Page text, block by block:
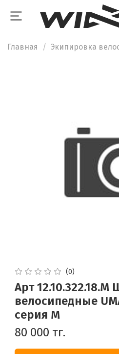
Главная Экипировка
(0)
Арт
велосипедные
серия M
80 000 тг.